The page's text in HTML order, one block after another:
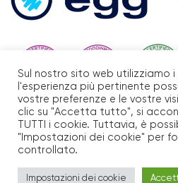
sito di DIGITIFY -
Sul nostro sito web utilizziamo i
l'esperienza più pertinente
vostre preferenze e le vostre
clic su "Accetta tutto", si
TUTTI i cookie. Tuttavia, è
"Impostazioni dei cookie" per
controllato.
Impostazioni dei cookie